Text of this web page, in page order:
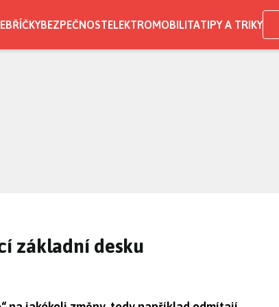
BEZPEČNOSTELEKTROMOBILITATIPY A TRIKY
základní desku